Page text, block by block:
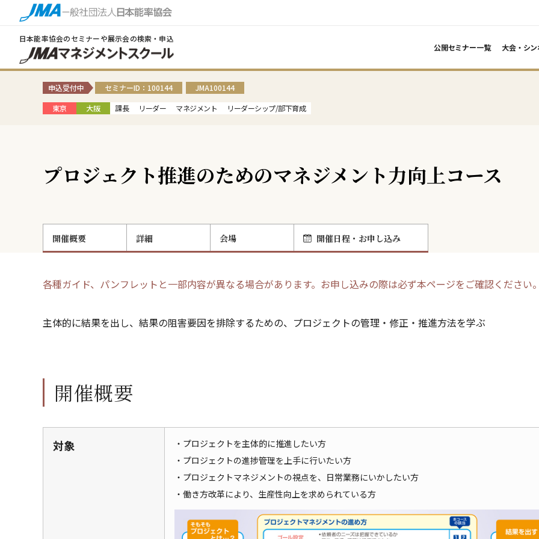
日本能率協会のセミナーや展示会の検索・申込
公開セミナー一覧
大会・シ
申込受付中 セミナーID：100144
JMA100144
東京
大阪 課長 リーダー マネジメント リーダーシップ/部下育成
プロジェクト推進のためのマネジメント力向上コース
開催概要 詳細 会場 開催日程・お申し込み
各種ガイド、パンフレットと一部内容が異なる場合があります。お申し込みの際は必ず本ページをご確認ください
主体的に結果を出し、結果の阻害要因を排除するための、プロジェクトの管理・修正・推進方法を学ぶ
開催概要
対象
・プロジェクトを主体的に推進したい方
・プロジェクトの進捗管理を上手に行いたい方
・プロジェクトマネジメントの視点を、日常業務にいかしたい方
・働き方改革により、生産性向上を求められている方